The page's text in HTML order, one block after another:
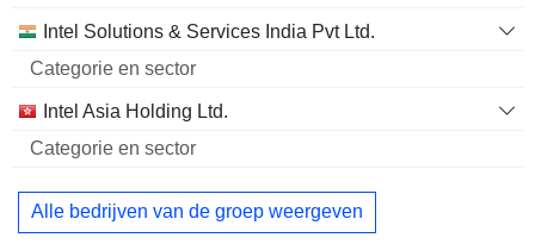
Intel Solutions & Services India Pvt Ltd.
Intel Asia Holding Ltd.
Alle bedrijven van de groep weergeven